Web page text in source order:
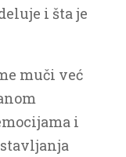
i šta je
muči već
i